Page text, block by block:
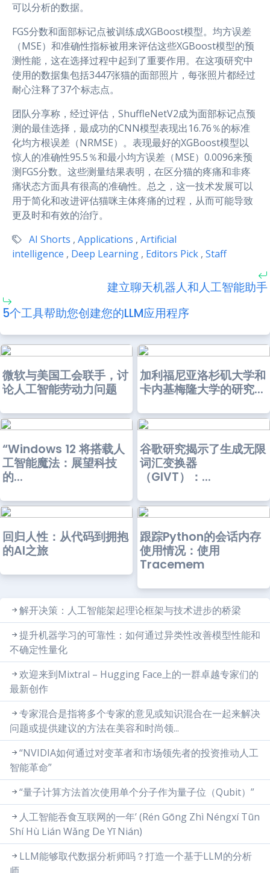
可以分析的数据。
FGS分数和面部标记点被训练成XGBoost模型。均方误差
（MSE）和准确性指标被用来评估这些XGBoost模型的预
测性能，这在选择过程中起到了重要作用。在这项研究中
使用的数据集包括3447张猫的面部照片，每张照片都经过
耐心注释了37个标志点。
团队分享称，经过评估，ShuffleNetV2成为面部标记点预
测的最佳选择，最成功的CNN模型表现出16.76％的标准
化均方根误差（NRMSE）。表现最好的XGBoost模型以
惊人的准确性95.5％和最小均方误差（MSE）0.0096来预
测FGS分数。这些测量结果表明，在区分猫的疼痛和非疼
痛状态方面具有很高的准确性。总之，这一技术发展可以
用于简化和改进评估猫咪主体疼痛的过程，从而可能导致
更及时和有效的治疗。
AI Shorts , Applications , Artificial
intelligence , Deep Learning , Editors Pick , Staff
建立聊天机器人和人工智能助手
5个工具帮助您创建您的LLM应用程序
微软与美国工会联手，讨
论人工智能劳动力问题
加利福尼亚洛杉矶大学和
卡内基梅隆大学的研究...
“Windows 12 将搭载人
工智能魔法：展望科技
的...
谷歌研究揭示了生成无限
词汇变换器
（GIVT）：...
回归人性：从代码到拥抱
的AI之旅
跟踪Python的会话内存
使用情况：使用
Tracemem
解开决策：人工智能架起理论框架与技术进步的桥梁
提升机器学习的可靠性：如何通过异类性改善模型性能和
不确定性量化
欢迎来到Mixtral – Hugging Face上的一群卓越专家们的
最新创作
专家混合是指将多个专家的意见或知识混合在一起来解决
问题或提供建议的方法在美容和时尚领...
“NVIDIA如何通过对变革者和市场领先者的投资推动人工
智能革命”
“量子计算方法首次使用单个分子作为量子位（Qubit）”
人工智能吞食互联网的一年’ (Rén Gōng Zhì Néngxí Tūn
Shí Hù Lián Wǎng De Yī Nián)
LLM能够取代数据分析师吗？打造一个基于LLM的分析